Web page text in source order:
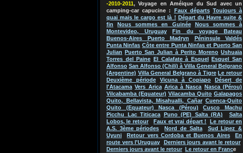
-2010-2011, Voyage en Améique du Sud avec un
camping-car capucine : Faux départs Toujours à
quai mais le cargo est là ! Départ du Havre suite &
fin
Nous sommes en Guinée
Nous sommes à
Montevideo, Uruguay
Fin du voyage Bateau
Buenos-Aires Puerto Madryn
Péninsule Valdés
Punta Ninfas Côte entre Punta Ninfas et Puerto San
Julian
Puerto San Julian à Perito Moreno Ushuaïa
Torres del Paine
El Calafate à Esquel
Esquel San
Alfonso San Alfonso (Chili) à Villa General Belgrano
(Argentine) Villa General Belgrano à Tigre Le retour
Deuxième période
Vicuna à Copiapo
Désert de
l'Atacama Vers Arica Arica à Nasca
Nasca (Pérou)
Vilcabamba (Equateur) Vilacamba Quito Galapagos
Quito, Bellavista, Misahualli, Cañar Cuenca-Quito
Quito (Equateur) Nasca (Pérou)
Cusco Machu
Picchu Lac Titicaca
Puno (PE) Salta (RA)
Salta
Lobos, le retour
Faux et vrai départ !
Le retour en
A.S. 3ème périodes
Nord de Salta
Sud Lipez &
Uyuni
Retour vers Cordoba et Buenos Aires
En
route vers l'Uruguay
Derniers jours avant le retour
Derniers jours avant le retour
Le retour en France